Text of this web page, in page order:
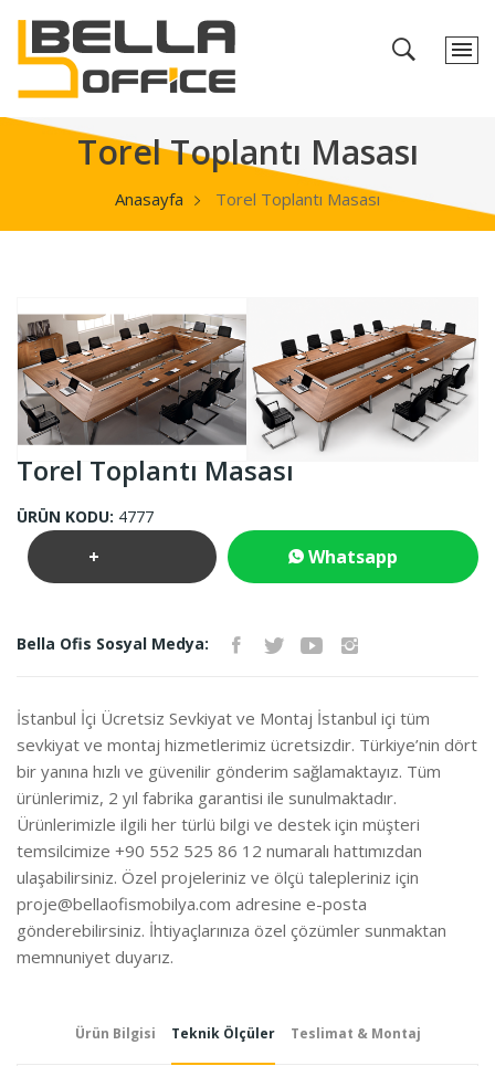
Torel Toplantı Masası
Anasayfa Torel Toplantı Masası
Torel Toplantı Masası
ÜRÜN KODU: 4777
+ Whatsapp
Bella Ofis Sosyal Medya:
İstanbul İçi Ücretsiz Sevkiyat ve Montaj İstanbul içi tüm
sevkiyat ve montaj hizmetlerimiz ücretsizdir. Türkiye’nin dört
bir yanına hızlı ve güvenilir gönderim sağlamaktayız. Tüm
ürünlerimiz, 2 yıl fabrika garantisi ile sunulmaktadır.
Ürünlerimizle ilgili her türlü bilgi ve destek için müşteri
temsilcimize +90 552 525 86 12 numaralı hattımızdan
ulaşabilirsiniz. Özel projeleriniz ve ölçü talepleriniz için
proje@bellaofismobilya.com adresine e-posta
gönderebilirsiniz. İhtiyaçlarınıza özel çözümler sunmaktan
memnuniyet duyarız.
Ürün Bilgisi Teknik Ölçüler Teslimat & Montaj